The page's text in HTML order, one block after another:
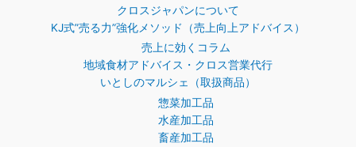
クロスジャパンについて
KJ式”売る力”強化メソッド（売上向上アドバイス）
売上に効くコラム
地域食材アドバイス・クロス営業代行
いとしのマルシェ（取扱商品）
惣菜加工品
水産加工品
畜産加工品